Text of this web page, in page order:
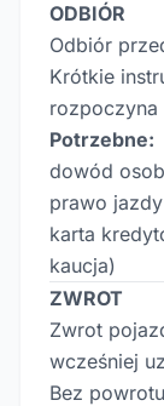
ODBIÓR
Odbiór
Krótkie
rozpoczyna
Potrzebne:
dowód
prawo jazdy
karta
kaucja)
ZWROT
Zwrot
wcześniej
Bez